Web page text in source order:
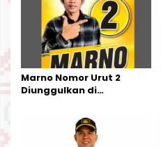
Kecamatan Petasia dan
Kecamatan Petbar
Marno Nomor Urut 2
Diunggulkan di
Kesederhanaannya Jadi
Harapan Warga